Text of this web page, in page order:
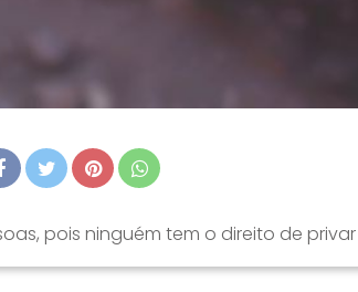
pois ninguém tem o direito de